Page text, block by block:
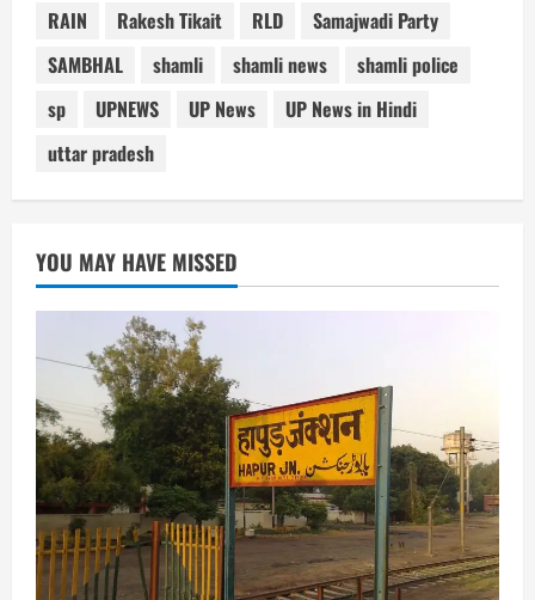
RAIN
Rakesh Tikait RLD
Samajwadi Party
SAMBHAL
shamli shamli news
shamli police
sp
UPNEWS UP News
UP News in Hindi
uttar pradesh
YOU MAY HAVE MISSED